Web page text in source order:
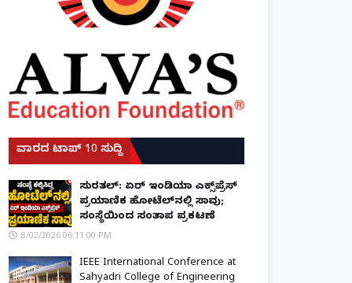
ವಾರದ ಟಾಪ್ 10 ಸುದ್ದಿ
ಸುರತ್ಕಲ್: ಏರ್ ಇಂಡಿಯಾ ಎಕ್ಸ್‌ಪ್ರೆಸ್
ಪ್ರಯಾಣಿಕ ಹೋಟೆಲ್‌ನಲ್ಲಿ ಸಾವು;
ಸಂಸ್ಥೆಯಿಂದ ಸಂತಾಪ ಪ್ರಕಟಣೆ
8/02/2026 06:11:00 PM
IEEE International Conference at
Sahyadri College of Engineering